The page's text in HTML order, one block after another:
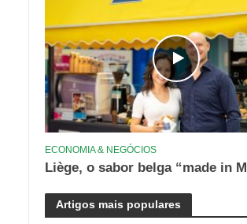
ECONOMIA & NEGÓCIOS
Liège, o sabor belga “made in
Artigos mais populares